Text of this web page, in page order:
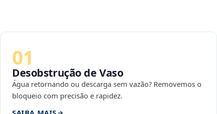
01
Desobstrução de Vaso
Água retornando ou descarga sem vazão? Removemos o
bloqueio com precisão e rapidez.